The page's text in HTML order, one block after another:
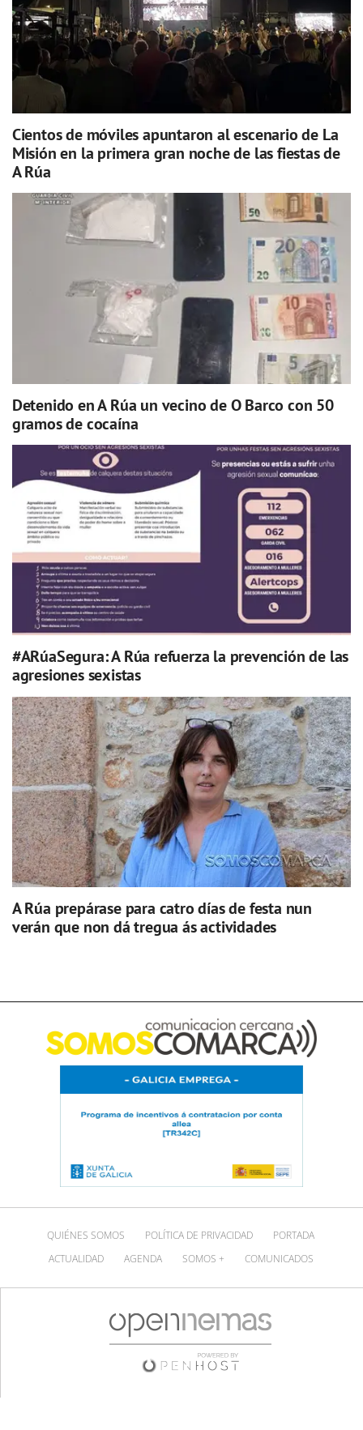
Cientos de móviles apuntaron al escenario de La
Misión en la primera gran noche de las fiestas de
A Rúa
Detenido en A Rúa un vecino de O Barco con 50
gramos de cocaína
#ARúaSegura: A Rúa refuerza la prevención de las
agresiones sexistas
A Rúa prepárase para catro días de festa nun
verán que non dá tregua ás actividades
QUIÉNES SOMOS POLÍTICA DE PRIVACIDAD
PORTADA
ACTUALIDAD
AGENDA SOMOS + COMUNICADOS